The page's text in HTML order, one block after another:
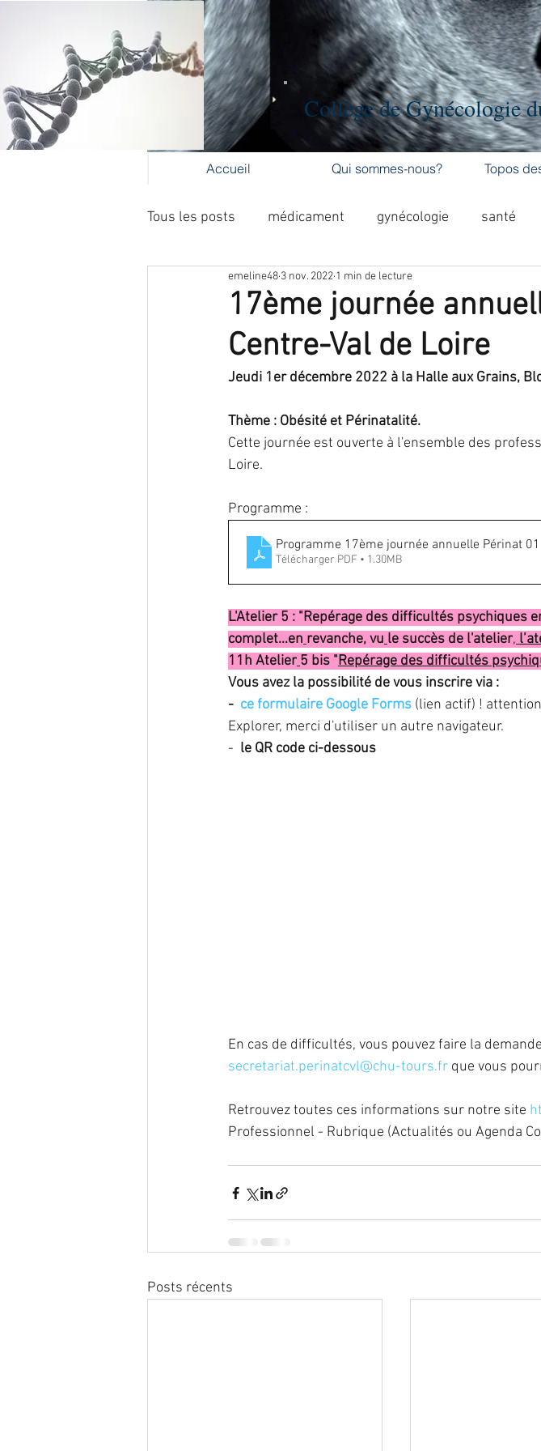
Collège de Gynécologie
Accueil Qui sommes-nous? Topos
Tous les posts médicament gynécologie santé
Formation médicale continue activité physique
cancer du col cancer de l'ovaire contraception
endométriose Infection IST
reproduction Traitement hormonal de ménopause
17ème journée
Centre-Val de Loire
emeline48 3 nov. 2022 1 min de lecture
Jeudi 1er décembre 2022 à la Halle aux Grains,
Thème : Obésité et Périnatalité.
Cette journée est ouverte à l'ensemble des
Loire.
Programme :
Programme 17ème journée annuelle Périnat
Télécharger PDF • 1.30MB
L'Atelier 5 : "Repérage des difficultés psychiques
complet…en revanche, vu le succès de l'atelier,
11h Atelier 5 bis "Repérage des difficultés
Vous avez la possibilité de vous inscrire via :
- ce formulaire Google Forms (lien actif) !
Explorer, merci d'utiliser un autre navigateur.
- le QR code ci-dessous
En cas de difficultés, vous pouvez faire la
secretariat.perinatcvl@chu-tours.fr que vous
Retrouvez toutes ces informations sur notre site
Professionnel - Rubrique (Actualités ou Agenda
Posts récents